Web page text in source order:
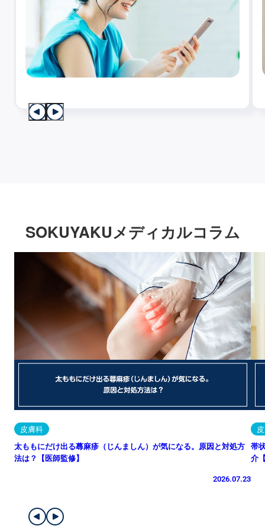
SOKUYAKUメディカルコラム
皮膚科
太ももにだけ出る蕁麻疹（じんましん）が気になる。原因と対処方
法は？【医師監修】
2026.07.23
帯
介